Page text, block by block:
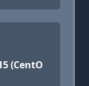
(CentO